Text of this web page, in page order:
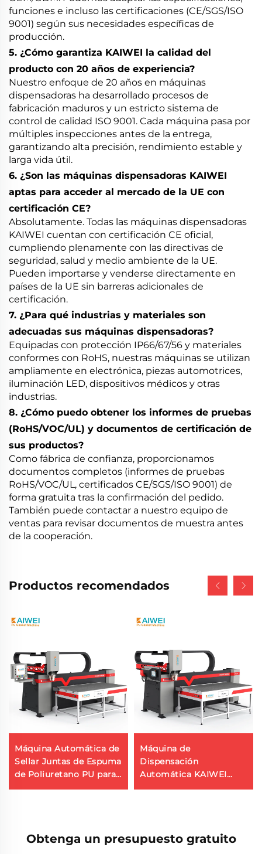
funciones e incluso las certificaciones (CE/SGS/ISO
9001) según sus necesidades específicas de
producción.
5. ¿Cómo garantiza KAIWEI la calidad del
producto con 20 años de experiencia?
Nuestro enfoque de 20 años en máquinas
dispensadoras ha desarrollado procesos de
fabricación maduros y un estricto sistema de
control de calidad ISO 9001. Cada máquina pasa por
múltiples inspecciones antes de la entrega,
garantizando alta precisión, rendimiento estable y
larga vida útil.
6. ¿Son las máquinas dispensadoras KAIWEI
aptas para acceder al mercado de la UE con
certificación CE?
Absolutamente. Todas las máquinas dispensadoras
KAIWEI cuentan con certificación CE oficial,
cumpliendo plenamente con las directivas de
seguridad, salud y medio ambiente de la UE.
Pueden importarse y venderse directamente en
países de la UE sin barreras adicionales de
certificación.
7. ¿Para qué industrias y materiales son
adecuadas sus máquinas dispensadoras?
Equipadas con protección IP66/67/56 y materiales
conformes con RoHS, nuestras máquinas se utilizan
ampliamente en electrónica, piezas automotrices,
iluminación LED, dispositivos médicos y otras
industrias.
8. ¿Cómo puedo obtener los informes de pruebas
(RoHS/VOC/UL) y documentos de certificación de
sus productos?
Como fábrica de confianza, proporcionamos
documentos completos (informes de pruebas
RoHS/VOC/UL, certificados CE/SGS/ISO 9001) de
forma gratuita tras la confirmación del pedido.
También puede contactar a nuestro equipo de
ventas para revisar documentos de muestra antes
de la cooperación.
Productos recomendados
Máquina Automática de
Sellar Juntas de Espuma
de Poliuretano PU para
Paneles Eléctricos KW-
Máquina de
Dispensación
Automática KAIWEI
KW-510 Máquina de
Obtenga un presupuesto gratuito